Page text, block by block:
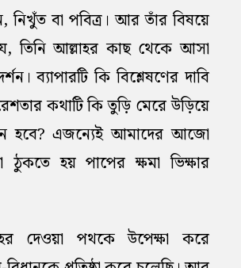
নিখুঁত বা পবিত্র। আর তাঁর বিষয়ে
তিনি আল্লাহর কাছ থেকে আসা
ব্যাপারটি কি বিশ্লেষণের দাবি
কথাটি কি তুড়ি মেরে উড়িয়ে
হবে? এজন্যেই আমাদের আজো
ঠুকতে হয় পাপের ক্ষমা ভিক্ষার
দেওয়া পথকে উপেক্ষা করে